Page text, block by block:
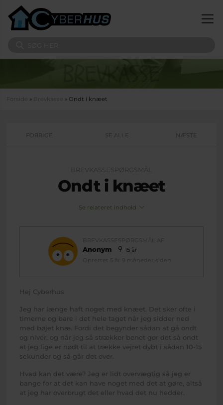
Du er her
» Brevkasse » Ondt i knæet
FORRIGE SE ALLE NÆSTE
BREVKASSESPØRGSMÅL
Ondt i knæet
Se relateret indhold
BREVKASSESPØRGSMÅL AF
Anonym
15 år
Oprettet 5 år 9 måneder siden
Hej Cyberhus
Jeg har længe haft noget med knæet. Det sker ofte i
timerne og bare i det hele taget når jeg sidder ned
med bøjet knæ. Fordi det begynder sådan at gå ondt
og niver, og når jeg så strækker benet gør det så ondt
at jeg lige er nødt til at trække vejret dybt i sådan 10-15
sekunder og så går det over.
Hvad kan det være? Jeg er lidt overvægtig så jeg er
bange for at det kan have noget med det at gøre, altså
at jeg har overbrugt det eller hvad det nu hedder.